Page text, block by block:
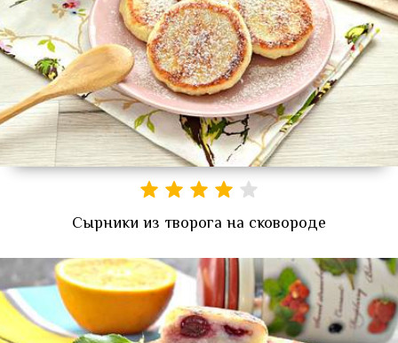
Сырники из творога на сковороде